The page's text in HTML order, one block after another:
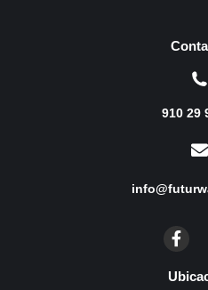
910 29